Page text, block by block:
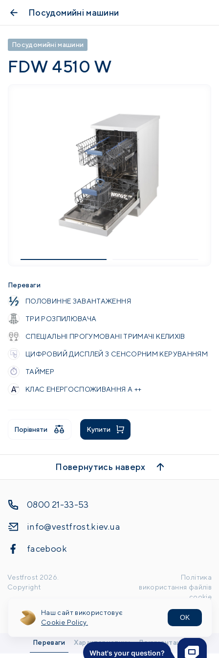
Посудомийні машини
Посудомийні машини
FDW 4510 W
Переваги Характеристики Документація
Переваги
ПОЛОВИННЕ ЗАВАНТАЖЕННЯ
ТРИ РОЗПИЛЮВАЧА
СПЕЦІАЛЬНІ ПРОГУМОВАНІ ТРИМАЧІ КЕЛИХІВ
ЦИФРОВИЙ ДИСПЛЕЙ З СЕНСОРНИМ КЕРУВАННЯМ
ТАЙМЕР
КЛАС ЕНЕРГОСПОЖИВАННЯ А ++
Порівняти Купити
Повернутись наверх
0800 21-33-53
info@vestfrost.kiev.ua
facebook
Vestfrost 2026
Copyright
Політика
використання файлів
cookie
Handcrafted by
Наш сайт використовує
Cookie Policy.
OK